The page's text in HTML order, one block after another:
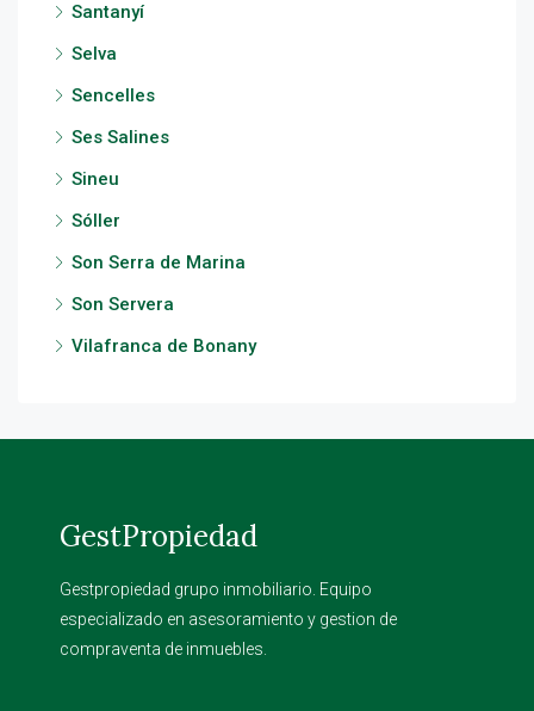
Santanyí
Selva
Sencelles
Ses Salines
Sineu
Sóller
Son Serra de Marina
Son Servera
Vilafranca de Bonany
GestPropiedad
Gestpropiedad grupo inmobiliario. Equipo
especializado en asesoramiento y gestion de
compraventa de inmuebles.